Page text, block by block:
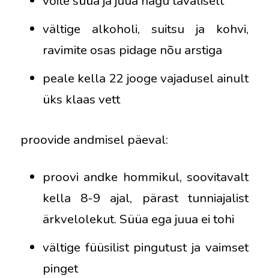
vältige alkoholi, suitsu ja kohvi,
ravimite osas pidage nõu arstiga
peale kella 22 jooge vajadusel ainult
üks klaas vett
proovide andmisel päeval:
proovi andke hommikul, soovitavalt
kella 8-9 ajal, pärast tunniajalist
ärkvelolekut. Süüa ega juua ei tohi
vältige füüsilist pingutust ja vaimset
pinget